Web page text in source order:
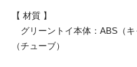
【 材質 】
グリーントイ本体：ABS（
（チューブ）